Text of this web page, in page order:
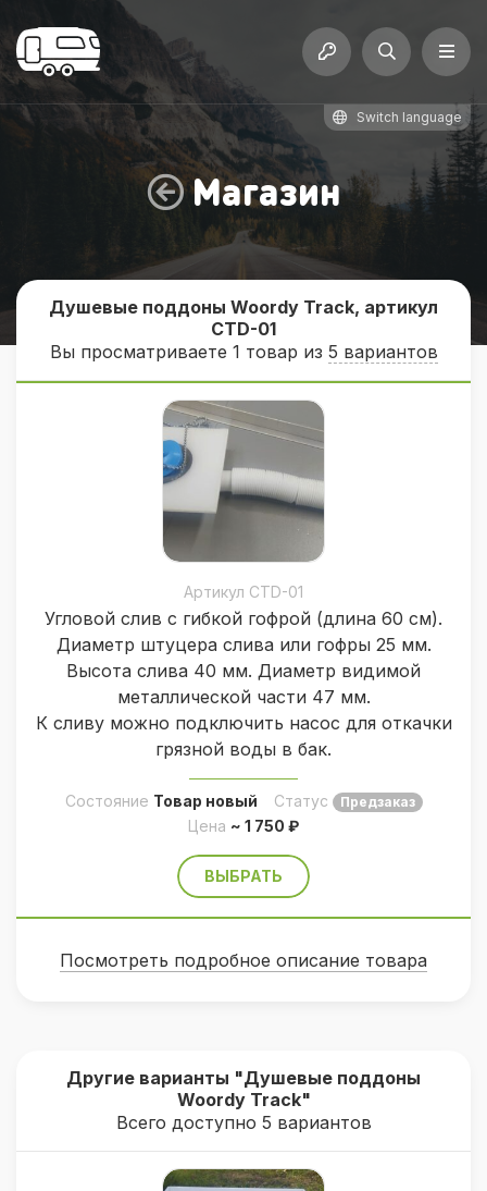
Switch language
Магазин
Душевые поддоны Woordy Track, артикул
CTD-01
Вы просматриваете 1 товар из 5 вариантов
Артикул CTD-01
Угловой слив с гибкой гофрой (длина 60 см).
Диаметр штуцера слива или гофры 25 мм.
Высота слива 40 мм. Диаметр видимой
металлической части 47 мм.
К сливу можно подключить насос для откачки
грязной воды в бак.
Состояние Товар новый Статус Предзаказ
Цена ~ 1 750 ₽
ВЫБРАТЬ
Посмотреть подробное описание товара
Другие варианты "Душевые поддоны
Woordy Track"
Всего доступно 5 вариантов